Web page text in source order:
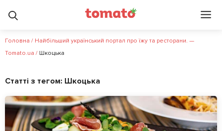
Головна / Найбільший український портал про їжу та ресторани. —
Tomato.ua / Шкоцька
Статті з тегом: Шкоцька